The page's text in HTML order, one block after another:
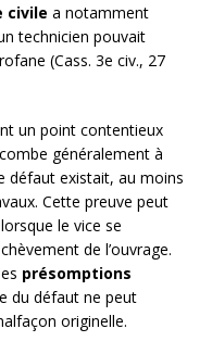
civile a notamment
technicien pouvait
(Cass. 3e civ., 27
un point contentieux
généralement à
défaut existait, au moins
Cette preuve peut
le vice se
de l’ouvrage.
présomptions
du défaut ne peut
originelle.